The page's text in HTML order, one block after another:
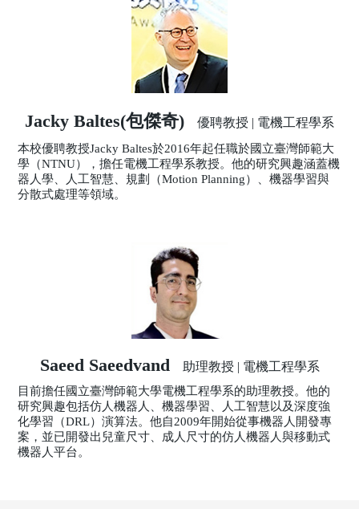
Jacky Baltes(包傑奇) 優聘教授 | 電機工程學系
本校優聘教授Jacky Baltes於2016年起任職於國立臺灣師範大
學（NTNU），擔任電機工程學系教授。他的研究興趣涵蓋機
器人學、人工智慧、規劃（Motion Planning）、機器學習與
分散式處理等領域。
Saeed Saeedvand 助理教授 | 電機工程學系
目前擔任國立臺灣師範大學電機工程學系的助理教授。他的
研究興趣包括仿人機器人、機器學習、人工智慧以及深度強
化學習（DRL）演算法。他自2009年開始從事機器人開發專
案，並已開發出兒童尺寸、成人尺寸的仿人機器人與移動式
機器人平台。